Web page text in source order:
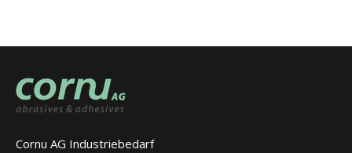
Cornu AG Industriebedarf